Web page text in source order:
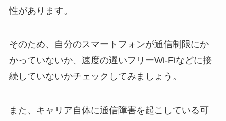
性があります。
そのため、自分のスマートフォンが通信制限にか
かっていないか、速度の遅いフリーWi-Fiなどに接
続していないかチェックしてみましょう。
また、キャリア自体に通信障害を起こしている可